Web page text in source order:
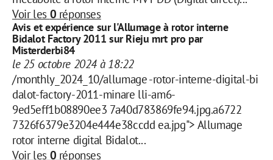
Voir les 0 réponses
Avis et expérience sur l'Allumage à rotor interne
Bidalot Factory 2011 sur Rieju mrt pro par
Misterderbi84
le 25 octobre 2024 à 18:22
/monthly_2024_10/allumage -rotor-interne-digital-bi
dalot-factory-2011-minare lli-am6-
9ed5eff1b08890ee3 7a40d783869fe94.jpg.a6722
7326f6379e3204e444e38ccdd ea.jpg"> Allumage
rotor interne digital Bidalot...
Voir les 0 réponses